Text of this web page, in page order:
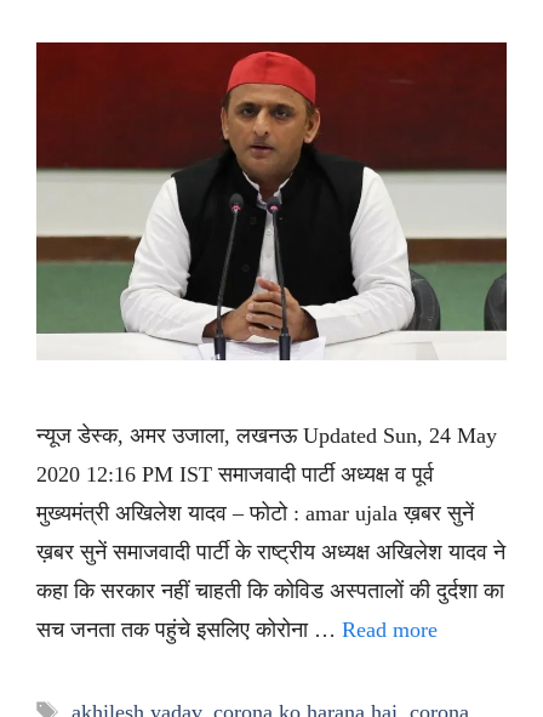
न्यूज डेस्क, अमर उजाला, लखनऊ Updated Sun, 24 May
2020 12:16 PM IST समाजवादी पार्टी अध्यक्ष व पूर्व
मुख्यमंत्री अखिलेश यादव – फोटो : amar ujala ख़बर सुनें
ख़बर सुनें समाजवादी पार्टी के राष्ट्रीय अध्यक्ष अखिलेश यादव ने
कहा कि सरकार नहीं चाहती कि कोविड अस्पतालों की दुर्दशा का
सच जनता तक पहुंचे इसलिए कोरोना … Read more
Tags